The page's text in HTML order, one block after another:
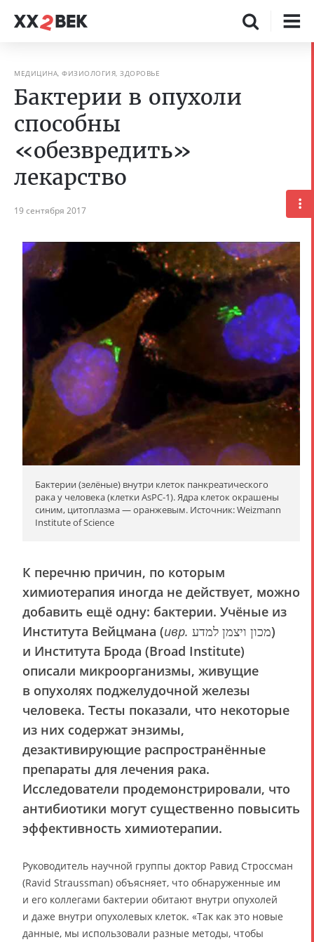
МЕДИЦИНА, ФИЗИОЛОГИЯ, ЗДОРОВЬЕ
Бактерии в опухоли
способны
«обезвредить»
лекарство
19 сентября 2017
Бактерии (зелёные) внутри клеток панкреатического
рака у человека (клетки AsPC-1). Ядра клеток окрашены
синим, цитоплазма — оранжевым. Источник: Weizmann
Institute of Science
К перечню причин, по которым
химиотерапия иногда не действует, можно
добавить ещё одну: бактерии. Учёные из
Института Вейцмана (ивр.
и Института Брода (Broad Institute)
описали микроорганизмы, живущие
в опухолях поджелудочной железы
человека. Тесты показали, что некоторые
из них содержат энзимы,
дезактивирующие распространённые
препараты для лечения рака.
Исследователи продемонстрировали, что
антибиотики могут существенно повысить
эффективность химиотерапии.
Руководитель научной группы доктор Равид Строссман
(Ravid Straussman) объясняет, что обнаруженные им
и его коллегами бактерии обитают внутри опухолей
и даже внутри опухолевых клеток. «Так как это новые
данные, мы использовали разные методы, чтобы